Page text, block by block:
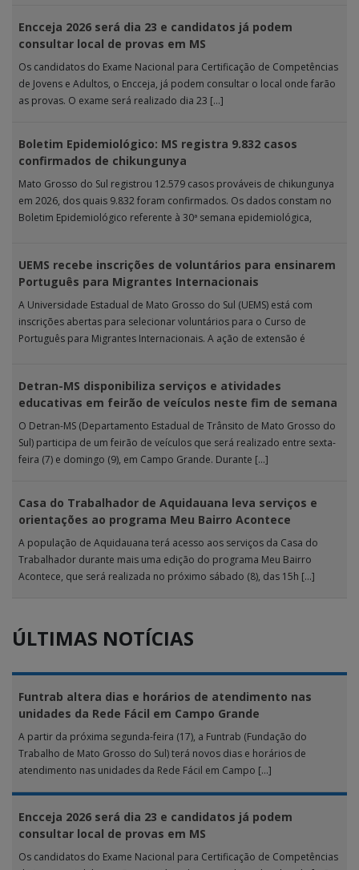
Encceja 2026 será dia 23 e candidatos já podem
consultar local de provas em MS
Os candidatos do Exame Nacional para Certificação de Competências
de Jovens e Adultos, o Encceja, já podem consultar o local onde farão
as provas. O exame será realizado dia 23 […]
Boletim Epidemiológico: MS registra 9.832 casos
confirmados de chikungunya
Mato Grosso do Sul registrou 12.579 casos prováveis de chikungunya
em 2026, dos quais 9.832 foram confirmados. Os dados constam no
Boletim Epidemiológico referente à 30ª semana epidemiológica,
UEMS recebe inscrições de voluntários para ensinarem
Português para Migrantes Internacionais
A Universidade Estadual de Mato Grosso do Sul (UEMS) está com
inscrições abertas para selecionar voluntários para o Curso de
Português para Migrantes Internacionais. A ação de extensão é
Detran-MS disponibiliza serviços e atividades
educativas em feirão de veículos neste fim de semana
O Detran-MS (Departamento Estadual de Trânsito de Mato Grosso do
Sul) participa de um feirão de veículos que será realizado entre sexta-
feira (7) e domingo (9), em Campo Grande. Durante […]
Casa do Trabalhador de Aquidauana leva serviços e
orientações ao programa Meu Bairro Acontece
A população de Aquidauana terá acesso aos serviços da Casa do
Trabalhador durante mais uma edição do programa Meu Bairro
Acontece, que será realizada no próximo sábado (8), das 15h […]
ÚLTIMAS NOTÍCIAS
Funtrab altera dias e horários de atendimento nas
unidades da Rede Fácil em Campo Grande
A partir da próxima segunda-feira (17), a Funtrab (Fundação do
Trabalho de Mato Grosso do Sul) terá novos dias e horários de
atendimento nas unidades da Rede Fácil em Campo […]
Encceja 2026 será dia 23 e candidatos já podem
consultar local de provas em MS
Os candidatos do Exame Nacional para Certificação de Competências